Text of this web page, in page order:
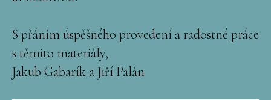
S přáním úspěšného provedení a radostné práce
s těmito materiály,
Jakub Gabarík a Jiří Palán